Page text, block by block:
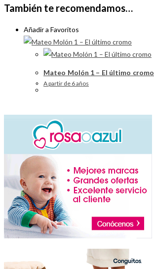
También te recomendamos…
Añadir a Favoritos
Mateo Molón 1 – El último cromo
A partir de 6 años